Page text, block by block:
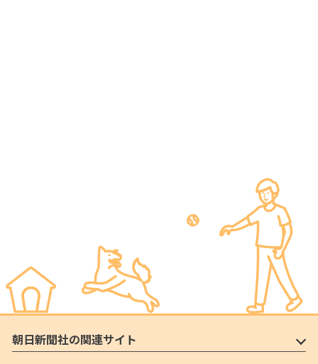
朝日新聞社の関連サイト